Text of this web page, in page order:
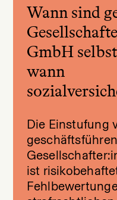
Wann sind
GmbH
wann
Die Einstufung
ist